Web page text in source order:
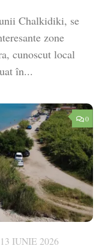
Chalkidiki, se
zone
cunoscut local
în...
0
13 IUNIE 2026